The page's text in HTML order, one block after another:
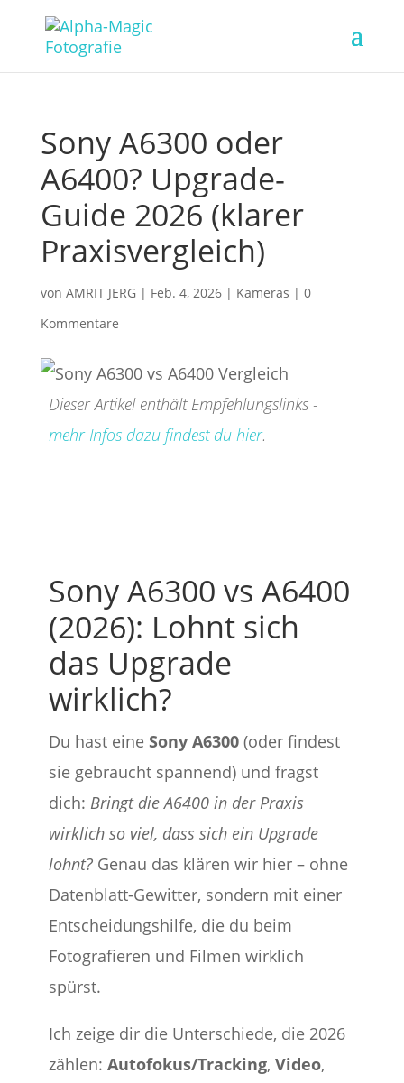
Sony A6300 oder
A6400? Upgrade-
Guide 2026 (klarer
Praxisvergleich)
von AMRIT JERG| Feb. 4, 2026| Kameras | 0
Kommentare
Dieser Artikel enthält Empfehlungslinks -
mehr Infos dazu findest du hier.
Sony A6300 vs A6400
(2026): Lohnt sich
das Upgrade
wirklich?
Du hast eine Sony A6300(oder findest
sie gebraucht spannend) und fragst
dich: Bringt die A6400 in der Praxis
wirklich so viel, dass sich ein Upgrade
lohnt?Genau das klären wir hier – ohne
Datenblatt-Gewitter, sondern mit einer
Entscheidungshilfe, die du beim
Fotografieren und Filmen wirklich
spürst.
Ich zeige dir die Unterschiede, die 2026
zählen: Autofokus/Tracking, Video,